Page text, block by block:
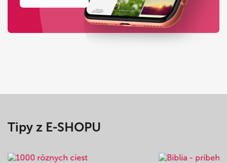
Tipy z E-SHOPU